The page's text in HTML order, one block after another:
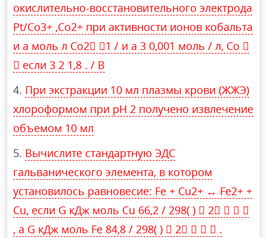
окислительно-восстановительного электрода
Pt/Co3+ ,Co2+ при активности ионов кобальта
и a моль л Co2 1 / и a 3 0,001 моль / л, Co 
 если 3 2 1,8 . / В
При экстракции 10 мл плазмы крови (ЖЖЭ)
хлороформом при рН 2 получено извлечение
объемом 10 мл
Вычислите стандартную ЭДС
гальванического элемента, в котором
установилось равновесие: Fe + Cu2+ ↔ Fe2+ +
Cu, если G кДж моль Cu 66,2 / 298( )  2   
, а G кДж моль Fe 84,8 / 298( )  2    .